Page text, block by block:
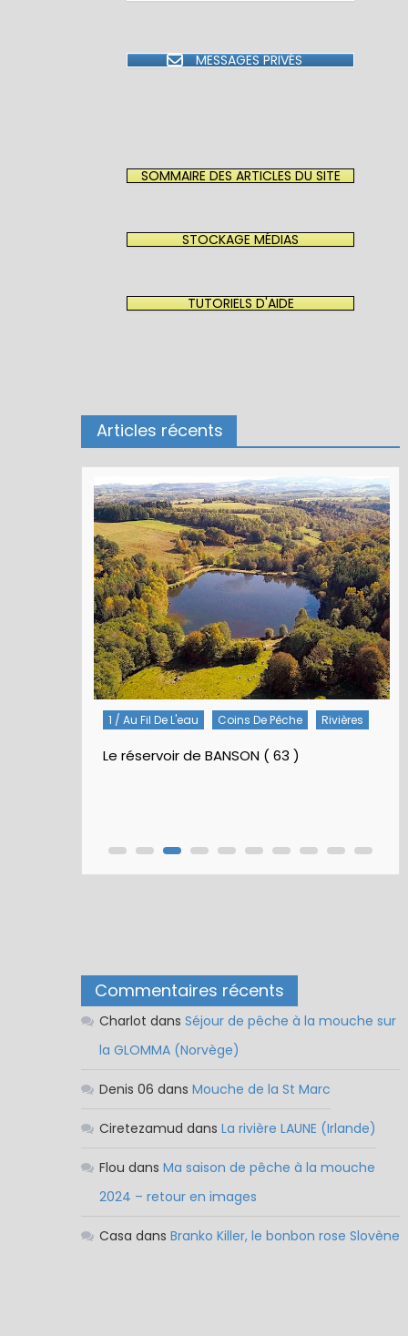
MESSAGES PRIVÉS
SOMMAIRE DES ARTICLES DU SITE
STOCKAGE MÉDIAS
TUTORIELS D'AIDE
Articles récents
Commentaires récents
Charlot dans Séjour de pêche à la mouche sur
la GLOMMA (Norvège)
Denis 06 dans Mouche de la St Marc
Ciretezamud dans La rivière LAUNE (Irlande)
Flou dans Ma saison de pêche à la mouche
2024 – retour en images
Casa dans Branko Killer, le bonbon rose Slovène